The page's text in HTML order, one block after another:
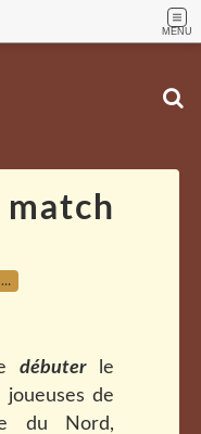
MENU
…
débuterle
joueuses de
du Nord,